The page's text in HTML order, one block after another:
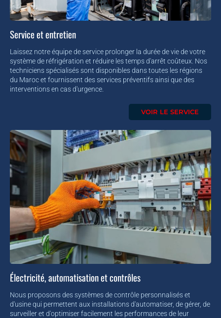
Service et entretien
Laissez notre équipe de service prolonger la durée de vie de votre
système de réfrigération et réduire les temps d'arrêt coûteux. Nos
techniciens spécialisés sont disponibles dans toutes les régions
du Maroc et fournissent des services préventifs ainsi que des
interventions en cas d'urgence.
VOIR LE SERVICE
Électricité, automatisation et contrôles
Nous proposons des systèmes de contrôle personnalisés et
d'usine qui permettent aux installations d'automatiser, de gérer, de
surveiller et d'optimiser facilement les performances de leur